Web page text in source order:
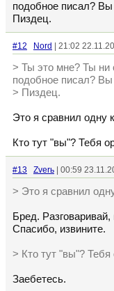
подобное писал?
Пиздец.
#12 Nord | 21:02
> Ты это мне? Ты ни
подобное писал?
> Пиздец.
Это я сравнил одну
Кто тут "вы"? Тебя
#13 Zverь | 00:59
> Это я сравнил
Бред.
Спасибо, извините.
> Кто тут "вы"? Тебя
Заебетесь.